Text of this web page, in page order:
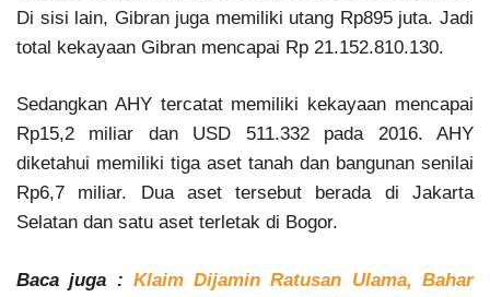
Di sisi lain, Gibran juga memiliki utang Rp895 juta. Jadi
total kekayaan Gibran mencapai Rp 21.152.810.130.
Sedangkan AHY tercatat memiliki kekayaan mencapai
Rp15,2 miliar dan USD 511.332 pada 2016. AHY
diketahui memiliki tiga aset tanah dan bangunan senilai
Rp6,7 miliar. Dua aset tersebut berada di Jakarta
Selatan dan satu aset terletak di Bogor.
Baca juga : Klaim Dijamin Ratusan Ulama, Bahar